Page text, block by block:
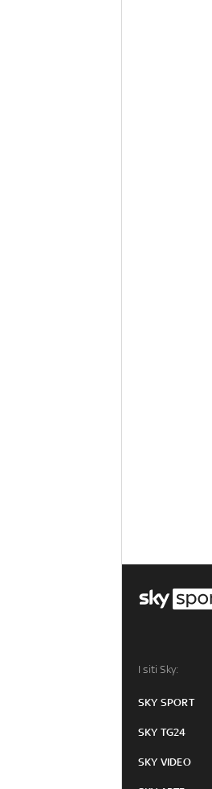
I siti Sky:
SKY SPORT
SKY TG24
SKY VIDEO